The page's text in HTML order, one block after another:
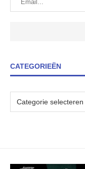
CATEGORIEËN